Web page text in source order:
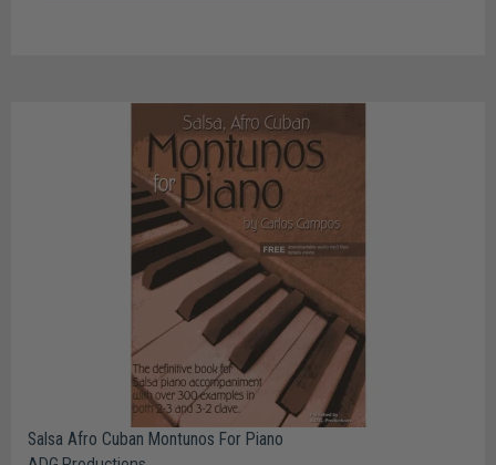
Salsa Afro Cuban Montunos For Piano